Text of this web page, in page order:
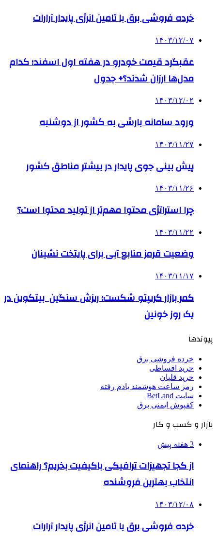
خرده فروشی برق با تامین انرژی پایدار آرارات
۱۴۰۳/۱۲/۰۷
عقبگرد قیمت خودرو در هفته اول اسفند؛ کدام
مدل‌ها ارزان شدند؟+ جدول
۱۴۰۳/۱۲/۰۲
ورود سامانه بارشی به کشور از دوشنبه
۱۴۰۳/۱۱/۲۷
­پیش بینی جوی پایدار در بیشتر مناطق کشور
۱۴۰۳/۱۱/۲۶
چرا استراتژی محتوا مهم‌تر از تولید محتوا است؟
۱۴۰۳/۱۱/۲۲
وضعیت قرمز منابع آبی برای پایتخت نشینان
۱۴۰۳/۱۱/۱۷
کمر بازار کریپتو شکست؛ ریزش سنگین بیتکوین در
یک روز خونین
پیوندها
خرده فروشی برق
خرید اقساطی
خرید قلیان
رمز ساعت هوشمند یادم رفته
سایت BetLand
کفپوش ایمنی برق
بازار و کسب و کار
3 هفته پیش
از کجا تجهیزات ترافیکی باکیفیت بخریم؟ راهنمای
انتخاب بهترین فروشنده
۱۴۰۳/۱۲/۰۸
خرده فروشی برق با تامین انرژی پایدار آرارات